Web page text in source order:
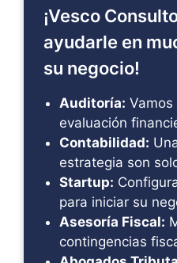
¡Vesco
ayudarle en
su negocio!
Auditoría:
evaluación
Contabilidad:
estrategia son
Startup:
para iniciar su
Asesoría Fiscal:
contingencias